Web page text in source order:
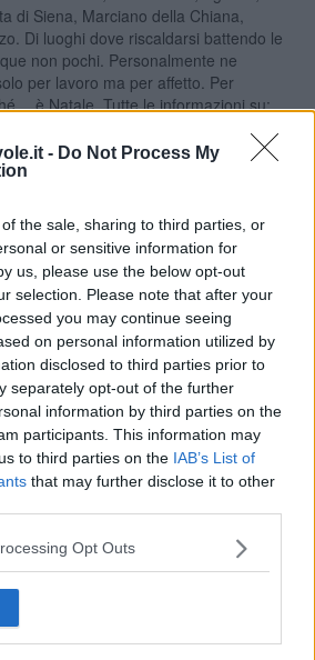
- Do Not Process My
the sale, sharing to third parties, or
or sensitive information for
us, please use the below opt-out
selection. Please note that after your
you may continue seeing
on personal information utilized by
disclosed to third parties prior to
separately opt-out of the further
information by third parties on the
participants. This information may
to third parties on the IAB’s List of
that may further disclose it to other
Opt Outs
di Siena, Marciano della Chiana,
Di luoghi dove riscaldarsi battendo le
non pochi. Personalmente ne
per lavoro ma per affetto. Per
è Natale. Tutte le informazioni su:
Gospel Festival.